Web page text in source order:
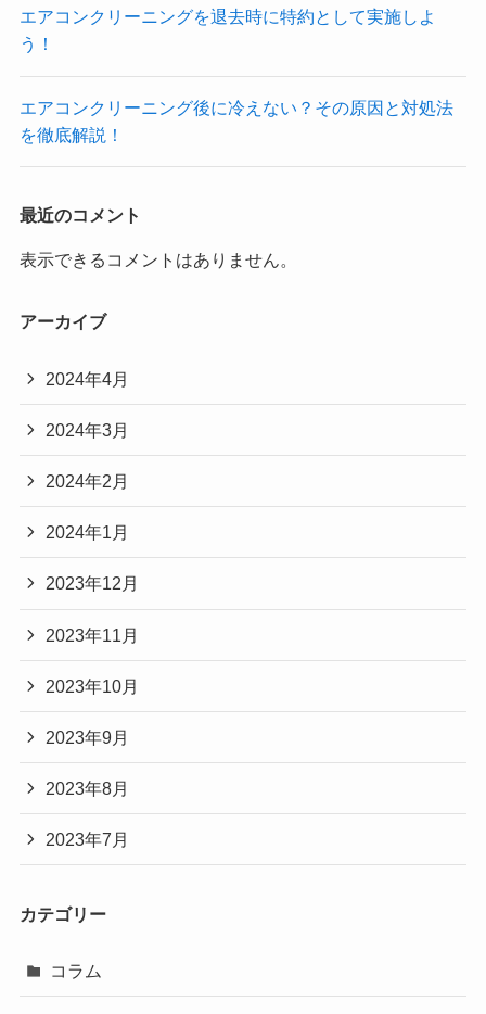
エアコンクリーニングを退去時に特約として実施しよ
う！
エアコンクリーニング後に冷えない？その原因と対処法
を徹底解説！
最近のコメント
表示できるコメントはありません。
アーカイブ
2024年4月
2024年3月
2024年2月
2024年1月
2023年12月
2023年11月
2023年10月
2023年9月
2023年8月
2023年7月
カテゴリー
コラム